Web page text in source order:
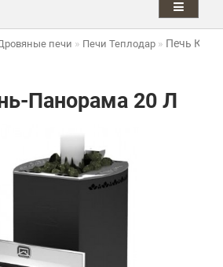
печи Печи Теплодар Печь
Панорама 20 Л